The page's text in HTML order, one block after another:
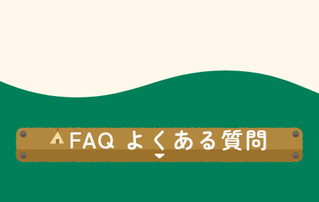
FAQ よくある質問